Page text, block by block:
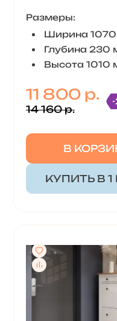
Размеры:
Ширина
Глубина 230
Высота 1010
11 800 р.
14 160 р.
В
КУПИТЬ В